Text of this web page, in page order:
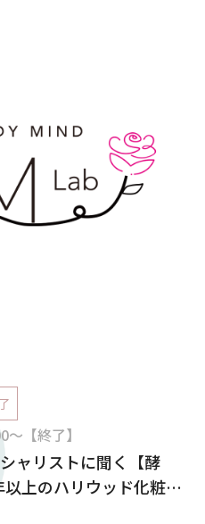
【終了】
ャリストに聞く【酵
上のハリウッド化粧品
、酵素パックの素晴ら